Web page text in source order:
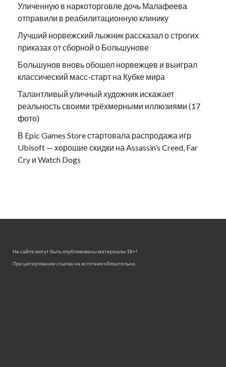
Уличенную в наркоторговле дочь Малафеева
отправили в реабилитационную клинику
Лучший норвежский лыжник рассказал о строгих
приказах от сборной о Большунове
Большунов вновь обошел норвежцев и выиграл
классический масс-старт на Кубке мира
Талантливый уличный художник искажает
реальность своими трёхмерными иллюзиями (17
фото)
В Epic Games Store стартовала распродажа игр
Ubisoft — хорошие скидки на Assassin’s Creed, Far
Cry и Watch Dogs
На сайте могут быть опубликованы материалы 18+!
При цитировании ссылка на источник обязательна.